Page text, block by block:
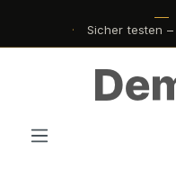
Zum HauptinhaltSicher testen